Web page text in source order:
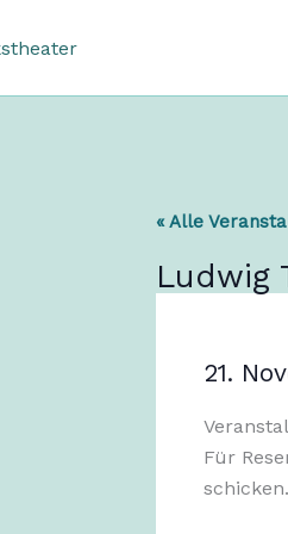
« Alle
Ludwig
21.
Für
schicken.